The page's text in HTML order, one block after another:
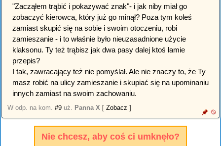
"Zacząłem trąbić i pokazywać znak"- i jak niby miał go
zobaczyć kierowca, który już go minął? Poza tym koleś
zamiast skupić się na sobie i swoim otoczeniu, robi
zamieszanie - i to właśnie było nieuzasadnione użycie
klaksonu. Ty też trąbisz jak dwa pasy dalej ktoś łamie
przepis?
I tak, zawracający też nie pomyślał. Ale nie znaczy to, że Ty
masz robić na ulicy zamieszanie i skupiać się na upominaniu
innych zamiast na swoim zachowaniu.
W odp. na kom. #9 uż. Panna X [ Zobacz ]
Nie chcesz, aby coś ci umknęło?